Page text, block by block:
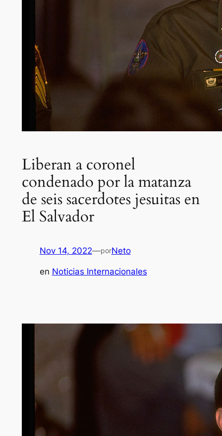
Liberan a coronel
condenado por la matanza
de seis sacerdotes jesuitas en
El Salvador
Nov 14, 2022—porNeto
en Noticias Internacionales